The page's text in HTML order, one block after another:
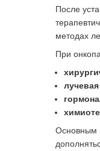
После
методах
При
Основным